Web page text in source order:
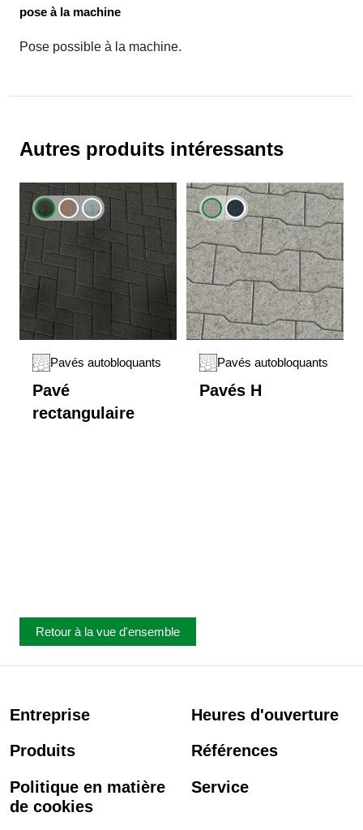
pose à la machine
Pose possible à la machine.
Autres produits intéressants
Pavés autobloquants
Pavé
rectangulaire
Pavés autobloquants
Pavés H
Retour à la vue d'ensemble
Entreprise Heures d'ouverture
Produits Références
Politique en matière
de cookies
Service